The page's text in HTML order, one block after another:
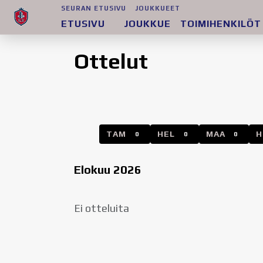
SEURAN ETUSIVU JOUKKUEET
ETUSIVU JOUKKUE TOIMIHENKILÖT
Ottelut
TAM 0 HEL 0 MAA 0
Elokuu 2026
Ei otteluita